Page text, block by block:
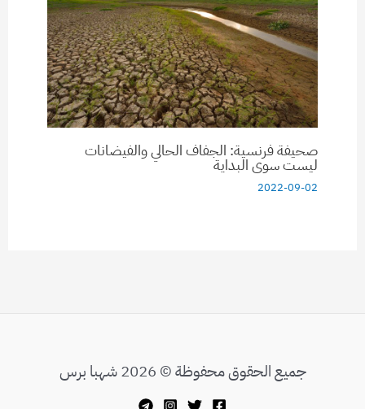
صحيفة فرنسية: الجفاف الحالي والفيضانات
ليست سوى البداية
2022-09-02
جميع الحقوق محفوظة © 2026 شهبا برس